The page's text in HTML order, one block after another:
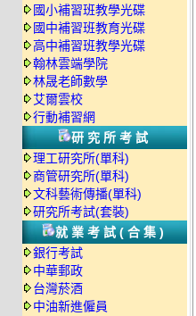
國小補習班教學光碟
國中補習班教育光碟
高中補習班教學光碟
翰林雲端學院
林晟老師數學
艾爾雲校
行動補習網
研究所考試
理工研究所(單科)
商管研究所(單科)
文科藝術傳播(單科)
研究所考試(套裝)
就業考試(合集)
銀行考試
中華郵政
台灣菸酒
中油新進僱員